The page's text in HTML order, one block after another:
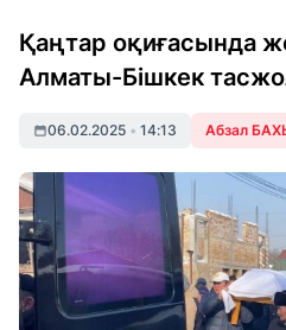
Қаңтар оқиғасында
Алматы-Бішкек
06.02.2025 • 14:13 Абзал